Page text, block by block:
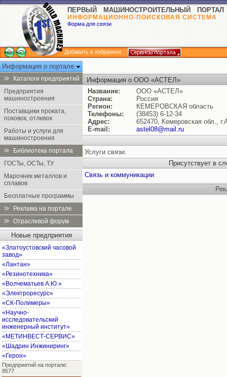
ПЕРВЫЙ МАШИНОСТРОИТЕЛЬНЫЙ ПОРТАЛ
ИНФОРМАЦИОННО-ПОИСКОВАЯ СИСТЕМА
Форма для связи
Добавить в избранное
Информация о портале
Каталоги предприятий
Предприятия
машиностроения
Поставщики проката,
поковок, отливок
Работы и услуги для
машиностроения
Библиотека портала
ГОСТы, ОСТы, ТУ
Марочник металлов и
сплавов
Бесплатные программы
Реклама на портале
Отраслевой форум
Новые предприятия
«Златоустовский часовой
завод»
«Лантан»
«Резинотехника»
«Волчематьев А.Ю.»
«Электроресурс»
«СК-Полимеры»
«Научно-
исследовательский
инженерный институт»
«МЕТИНВЕСТ-СЕРВИС»
«Шадрин Инжиниринг»
«Герон»
Предприятий на портале:
8577
Информация о ООО «АСТЕЛ»
Название:
ООО «АСТЕЛ»
Страна:
Россия
Регион:
КЕМЕРОВСКАЯ область
Телефоны:
(38453) 6-12-34
Адрес:
652470, Кемеровская обл.,
E-mail:
astel08@mail.ru
Услуги связи.
Присутствует в
Cвязь и коммуникации